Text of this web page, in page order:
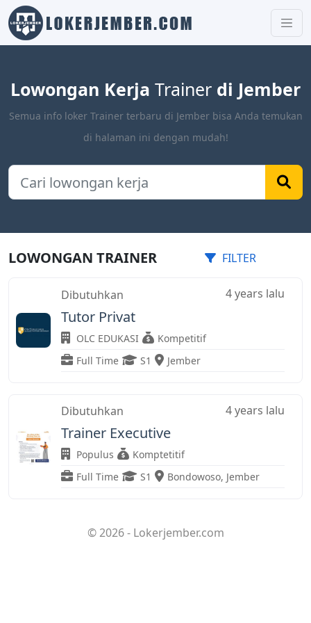
Lowongan Kerja Trainer di Jember
Semua info loker Trainer terbaru di Jember bisa Anda temukan
di halaman ini dengan mudah!
LOWONGAN TRAINER FILTER
Dibutuhkan 4 years lalu
Tutor Privat
OLC EDUKASI
Kompetitif
Full Time
S1 Jember
Dibutuhkan 4 years lalu
Trainer Executive
Populus
Komptetitif
Full Time
S1 Bondowoso, Jember
© 2026 - Lokerjember.com